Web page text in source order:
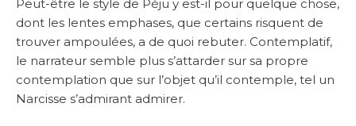
Peut-être le style de Péju y est-il pour quelque chose,
dont les lentes emphases, que certains risquent de
trouver ampoulées, a de quoi rebuter. Contemplatif,
le narrateur semble plus s’attarder sur sa propre
contemplation que sur l’objet qu’il contemple, tel un
Narcisse s’admirant admirer.